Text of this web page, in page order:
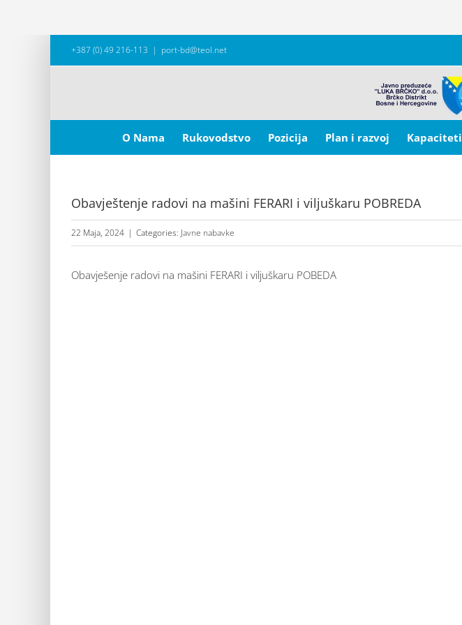
+387 (0) 49 216-113 | port-bd@teol.net
for:
O Nama
Rukovodstvo Pozicija Plan i razvoj Kapaciteti
Obavještenje radovi na mašini FERARI i viljuškaru POBREDA
22 Maja, 2024 | Categories: Javne nabavke
Obavješenje radovi na mašini FERARI i viljuškaru POBEDA